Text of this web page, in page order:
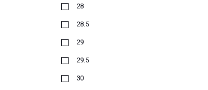
28
28.5
29
29.5
30